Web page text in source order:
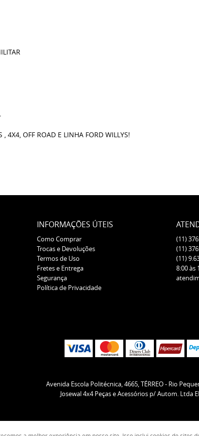
, 4X4, OFF ROAD E LINHA FORD WILLYS!
INFORMAÇÕES ÚTEIS
Como Comprar
Trocas e Devoluções
Termos de Uso
Fretes e Entrega
Segurança
Política de Privacidade
(11)
(11)
(11)
8:00 às
Avenida Escola Politécnica, 4665, TÉRREO- Rio
Josewal 4x4 Peças e Acessórios p/ Autom. Ltda